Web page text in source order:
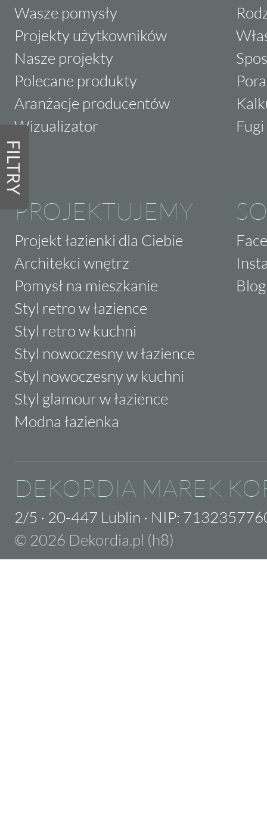
FILTRY
Wasze pomysły
Projekty użytkowników
Nasze projekty
Polecane produkty
Aranżacje producentów
Wizualizator
PROJEKTUJEMY
Projekt łazienki dla Ciebie
Architekci wnętrz
Pomysł na mieszkanie
Styl retro w łazience
Styl retro w kuchni
Styl nowoczesny w łazience
Styl nowoczesny w kuchni
Styl glamour w łazience
Modna łazienka
Blog
DEKORDIA MAREK
2/5 · 20-447 Lublin · NIP:
© 2026 Dekordia.pl (h8)